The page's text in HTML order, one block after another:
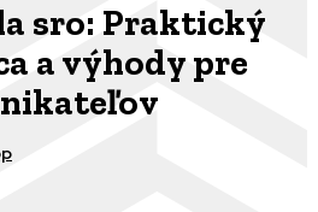
sro: Praktický
a výhody pre